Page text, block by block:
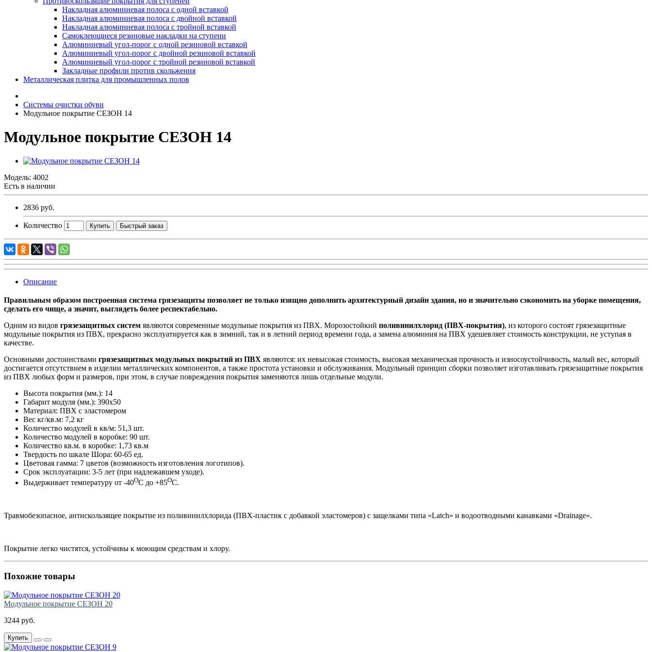
Накладная алюминиевая полоса с одной вставкой
Накладная алюминиевая полоса с двойной вставкой
Накладная алюминиевая полоса с тройной вставкой
Самоклеющиеся резиновые накладки на ступени
Алюминиевый угол-порог с одной резиновой вставкой
Алюминиевый угол-порог с двойной резиновой вставкой
Алюминиевый угол-порог с тройной резиновой вставкой
Закладные профили против скольжения
Металлическая плитка для промышленных полов
Системы очистки обуви
Модульное покрытие СЕЗОН 14
Модульное покрытие СЕЗОН 14
Модель: 4002
Есть в наличии
2836 руб.
Количество Купить Быстрый заказ
Описание
Правильным образом построенная система грязезащиты позволяет не только изящно дополнить архитектурный дизайн здания, но и значительно сэкономить на уборке помещения,
сделать его чище, а значит, выглядеть более респектабельно.
Одним из видов грязезащитных систем являются современные модульные покрытия из ПВХ. Морозостойкий поливинилхлорид (ПВХ-покрытия), из которого состоят грязезащитные
модульные покрытия из ПВХ, прекрасно эксплуатируется как в зимний, так и в летний период времени года, а замена алюминия на ПВХ удешевляет стоимость конструкции, не уступая в
качестве.
Основными достоинствами грязезащитных модульных покрытий из ПВХ являются: их невысокая стоимость, высокая механическая прочность и износоустойчивость, малый вес, который
достигается отсутствием в изделии металлических компонентов, а также простота установки и обслуживания. Модульный принцип сборки позволяет изготавливать грязезащитные покрытия
из ПВХ любых форм и размеров, при этом, в случае повреждения покрытия заменяются лишь отдельные модули.
Высота покрытия (мм.): 14
Габарит модуля (мм.): 390х50
Материал: ПВХ с эластомером
Вес кг/кв.м: 7,2 кг
Количество модулей в кв/м: 51,3 шт.
Количество модулей в коробке: 90 шт.
Количество кв.м. в коробке: 1,73 кв.м
Твердость по шкале Шора: 60-65 ед.
Цветовая гамма: 7 цветов (возможность изготовления логотипов).
Срок эксплуатации: 3-5 лет (при надлежавшем уходе).
Выдерживает температуру от -40OС до +85OС.
Травмобезопасное, антискользящее покрытие из поливинилхлорида (ПВХ-пластик с добавкой эластомеров) с защелками типа «Latch» и водоотводными канавками «Drainage».
Покрытие легко чистятся, устойчивы к моющим средствам и хлору.
Похожие товары
Модульное покрытие СЕЗОН 20
3244 руб.
Купить